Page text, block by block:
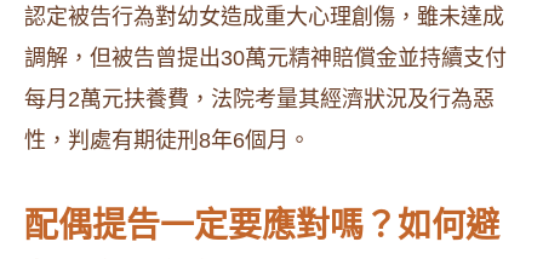
認定被告行為對幼女造成重大心理創傷，雖未達成
調解，但被告曾提出30萬元精神賠償金並持續支付
每月2萬元扶養費，法院考量其經濟狀況及行為惡
性，判處有期徒刑8年6個月。
配偶提告一定要應對嗎？如何避